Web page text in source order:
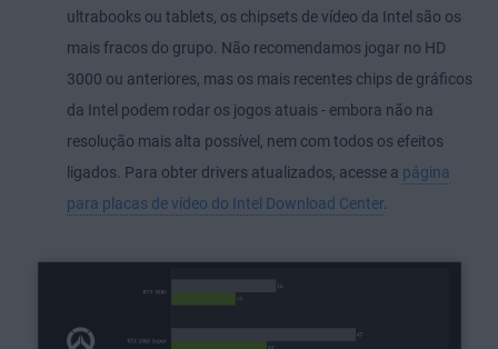
ultrabooks ou tablets, os chipsets de vídeo da Intel são os
mais fracos do grupo. Não recomendamos jogar no HD
3000 ou anteriores, mas os mais recentes chips de gráficos
da Intel podem rodar os jogos atuais - embora não na
resolução mais alta possível, nem com todos os efeitos
ligados. Para obter drivers atualizados, acesse a página
para placas de vídeo do Intel Download Center